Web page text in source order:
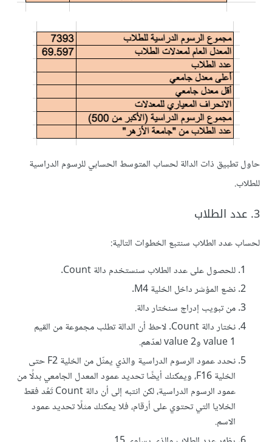
حاول تطبيق ذات الدالة لحساب المتوسط الحسابي للرسوم الدراسية
للطلاب.
3. عدد الطلاب
لحساب عدد الطلاب سنتبع الخطوات التالية:
للحصول على عدد الطلاب سنستخدم دالة Count.
نضع المؤشر داخل الخلية M4.
من تبويب إدراج سنختار دالة.
نختار دالة Count. لاحظ أن الدالة تطلب مجموعة من القيم
value 1 وvalue 2 لعدّهم.
نحدد عمود الرسوم الدراسية والذي يمثّل من الخلية F2 حتى
الخلية F16، ويمكنك أيضًا تحديد عمود المعدل الجامعي بدلًا من
عمود الرسوم الدراسية، لكن انتبه إلى أن دالة Count تَعُد فقط
الخلايا التي تحتوي على أرقام، فلا يمكنك مثلًا تحديد عمود
الاسم.